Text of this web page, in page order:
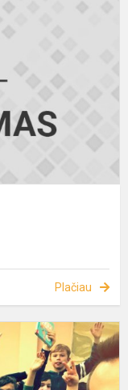
Plačiau